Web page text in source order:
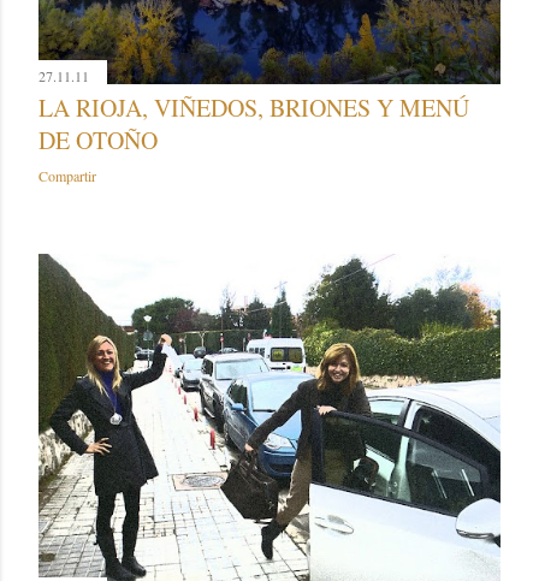
27.11.11
LA RIOJA, VIÑEDOS, BRIONES Y MENÚ
DE OTOÑO
Compartir